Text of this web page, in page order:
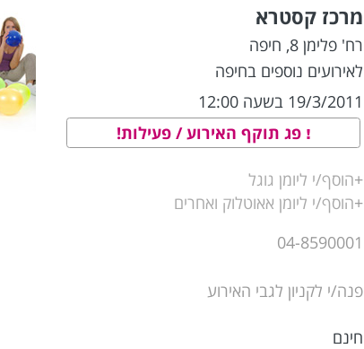
מרכז קסטרא
רח' פלימן 8 , חיפה
לאירועים נוספים בחיפה
19/3/2011 בשעה 12:00
פג תוקף האירוע / פעילות!
+הוסף/י ליומן גוגל
+הוסף/י ליומן אאוטלוק ואחרים
04-8590001
פנה/י לקניון לגבי האירוע
חינם